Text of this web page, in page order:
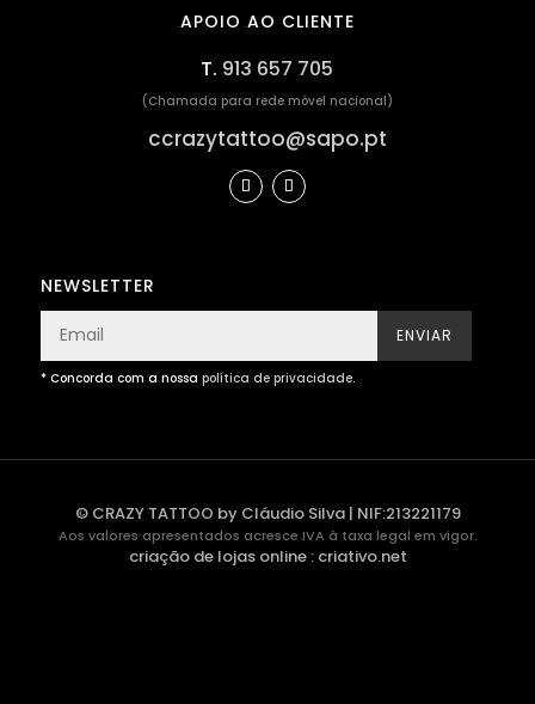
APOIO AO CLIENTE
T. 913 657 705
(Chamada para rede móvel nacional)
ccrazytattoo@sapo.pt
NEWSLETTER
ENVIAR
* Concorda com a nossa política de privacidade.
© CRAZY TATTOO by Cláudio Silva | NIF:213221179
Aos valores apresentados acresce IVA à taxa legal em vigor.
criação de lojas online: criativo.net